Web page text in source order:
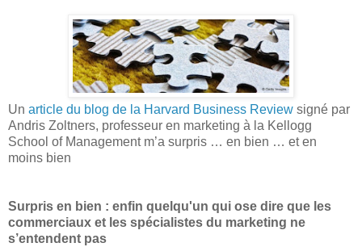
Un article du blog de la Harvard Business Review signé par
Andris Zoltners, professeur en marketing à la Kellogg
School of Management m’a surpris … en bien … et en
moins bien
Surpris en bien : enfin quelqu'un qui ose dire que les
commerciaux et les spécialistes du marketing ne
s’entendent pas